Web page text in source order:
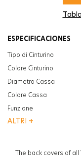
ESPECIFICACIONES
Tipo di Cinturino
Colore Cinturino
Diametro Cassa
Colore Cassa
Funzione
Funzione
Vetro
ALTRI +
The back covers of